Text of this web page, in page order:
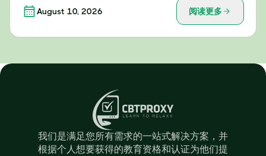
August 10, 2026 阅读更多
我们是满足您所有需求的一站式解决方案，并
根据个人想要获得的教育资格和认证为他们提